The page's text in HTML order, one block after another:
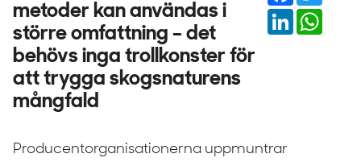
metoder kan användas i
större omfattning – det
behövs inga trollkonster för
att trygga skogsnaturens
mångfald
LinkedIn
Producentorganisationerna uppmuntrar